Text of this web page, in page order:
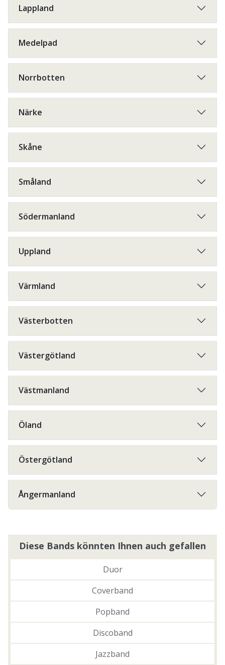
Lappland
Medelpad
Norrbotten
Närke
Skåne
Småland
Södermanland
Uppland
Värmland
Västerbotten
Västergötland
Västmanland
Öland
Östergötland
Ångermanland
Diese Bands könnten Ihnen auch gefallen
Duor
Coverband
Popband
Discoband
Jazzband